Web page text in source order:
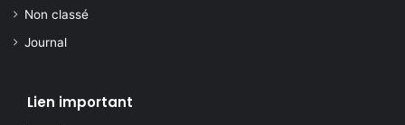
Non classé
Journal
Lien important